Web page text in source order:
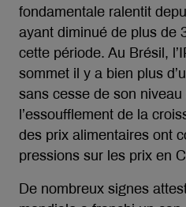
fondamentale ralentit
ayant diminué de plus de
cette période. Au Brésil,
sommet il y a bien plus
sans cesse de son
l’essoufflement de la
des prix alimentaires ont
pressions sur les prix en
De nombreux signes